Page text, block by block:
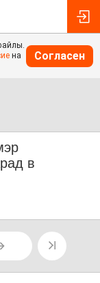
на
Согласен
в